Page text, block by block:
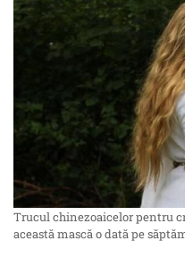
Trucul chinezoaicelor pentru
această mască o dată pe